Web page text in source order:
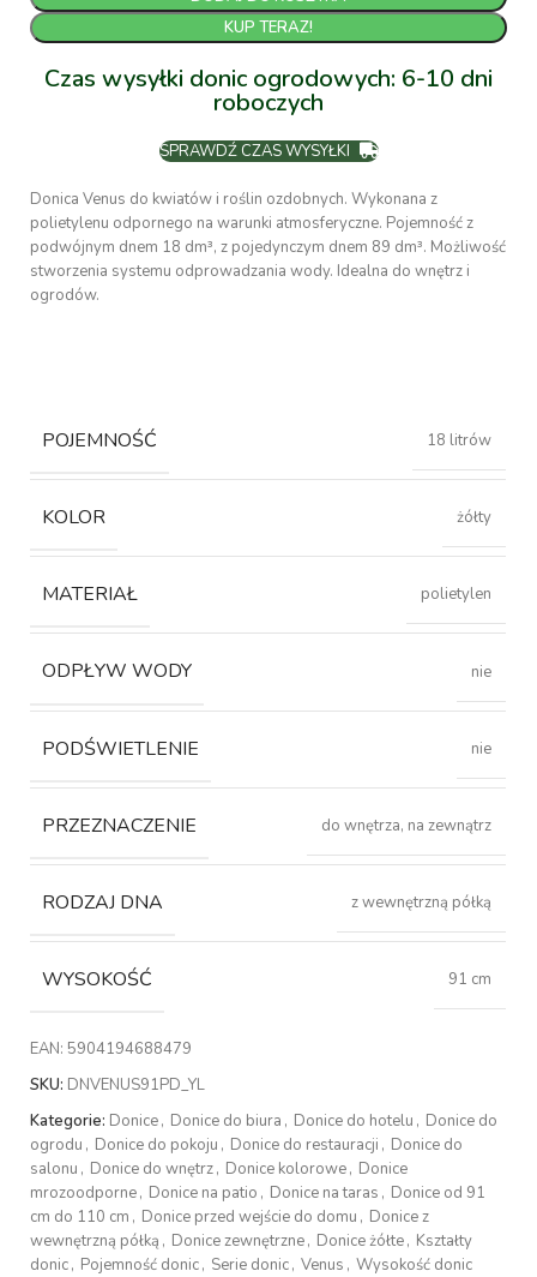
KUP TERAZ!
Czas wysyłki donic ogrodowych: 6-10 dni
roboczych
SPRAWDŹ CZAS WYSYŁKI
Donica Venus do kwiatów i roślin ozdobnych. Wykonana z
polietylenu odpornego na warunki atmosferyczne. Pojemność z
podwójnym dnem 18 dm³, z pojedynczym dnem 89 dm³. Możliwość
stworzenia systemu odprowadzania wody. Idealna do wnętrz i
ogrodów.
POJEMNOŚĆ 18 litrów
KOLOR żółty
MATERIAŁ polietylen
ODPŁYW WODY nie
PODŚWIETLENIE nie
PRZEZNACZENIE do wnętrza, na zewnątrz
RODZAJ DNA z wewnętrzną półką
WYSOKOŚĆ 91 cm
EAN: 5904194688479
SKU: DNVENUS91PD_YL
Kategorie: Donice, Donice do biura , Donice do hotelu , Donice do
ogrodu , Donice do pokoju , Donice do restauracji , Donice do
salonu , Donice do wnętrz, Donice kolorowe, Donice
mrozoodporne, Donice na patio , Donice na taras , Donice od 91
cm do 110 cm , Donice przed wejście do domu , Donice z
wewnętrzną półką , Donice zewnętrzne, Donice żółte, Kształty
donic, Pojemność donic, Serie donic, Venus , Wysokość donic